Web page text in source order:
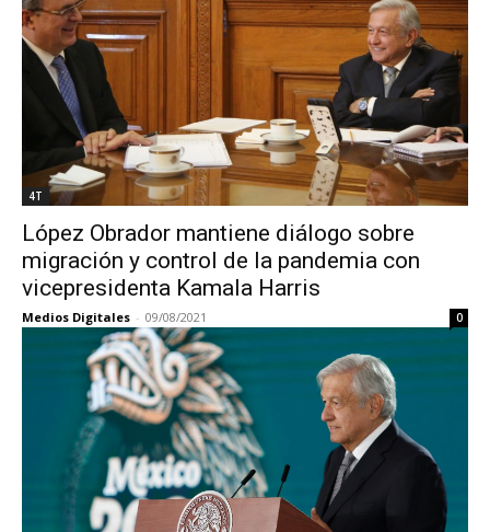
4T
López Obrador mantiene diálogo sobre
migración y control de la pandemia con
vicepresidenta Kamala Harris
Medios Digitales - 09/08/2021 0